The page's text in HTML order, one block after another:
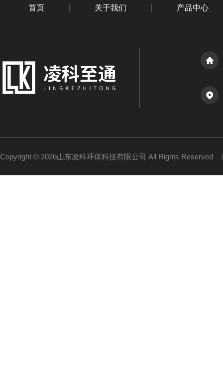
首页 关于我们 产品中心
Copyright © 2026山东凌科环保科技有限公司 All Rights Reserved